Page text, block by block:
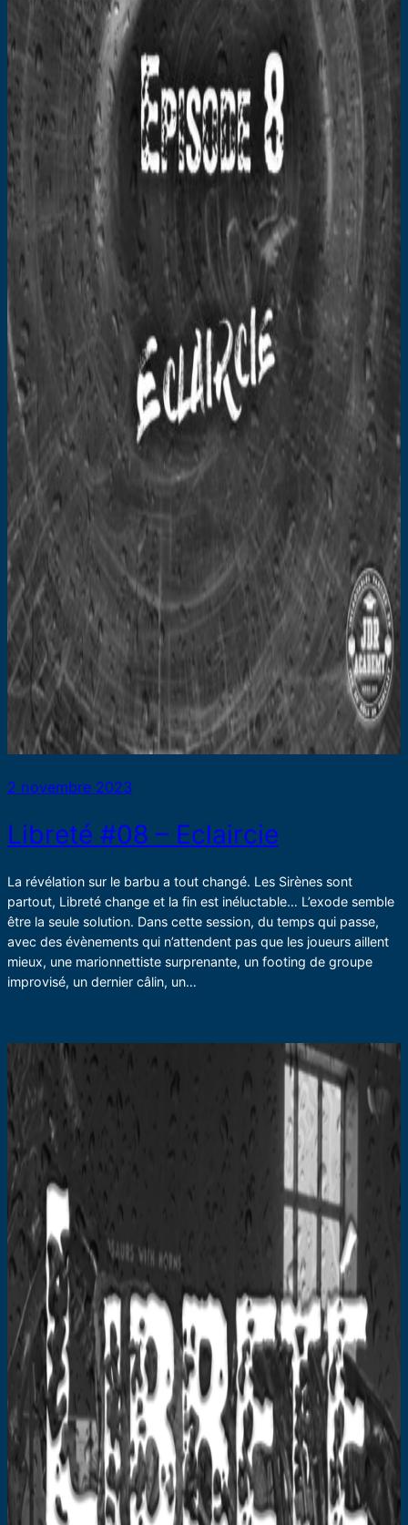
2 novembre 2023
Libreté #08 – Eclaircie
La révélation sur le barbu a tout changé. Les Sirènes sont
partout, Libreté change et la fin est inéluctable… L’exode semble
être la seule solution. Dans cette session, du temps qui passe,
avec des évènements qui n’attendent pas que les joueurs aillent
mieux, une marionnettiste surprenante, un footing de groupe
improvisé, un dernier câlin, un…